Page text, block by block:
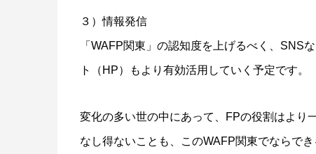
３）情報発信
「WAFP関東」の認知度を上げるべく、SNS
ト（HP）もより有効活用していく予定です。
変化の多い世の中にあって、FPの役割はより
なし得ないことも、このWAFP関東でならで